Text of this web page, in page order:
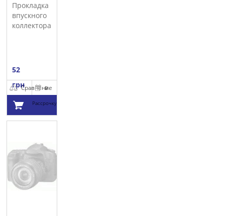
Прокладка
впускного
коллектора
52
грнСравнение
В
Рассрочку
корзину